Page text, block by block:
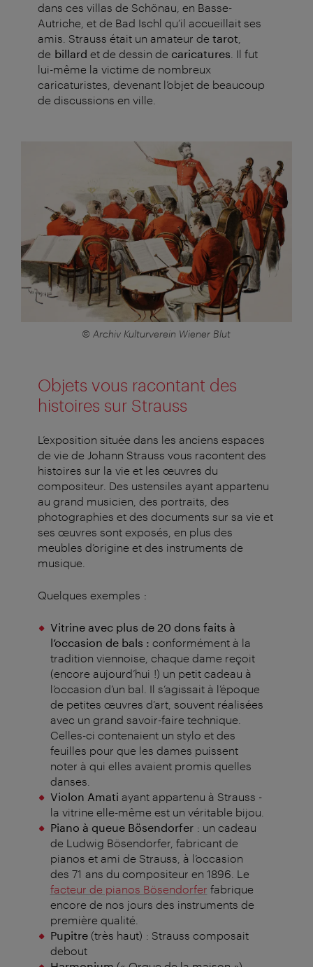
dans ces villas de Schönau, en Basse-
Autriche, et de Bad Ischl qu’il accueillait ses
amis. Strauss était un amateur de tarot
de billard et de dessin de caricatures . Il fut
lui-même la victime de nombreux
caricaturistes, devenant l’objet de beaucoup
de discussions en ville.
© Archiv Kulturverein Wiener Blut
Objets vous racontant des
histoires sur Strauss
L’exposition située dans les anciens espaces
de vie de Johann Strauss vous racontent des
histoires sur la vie et les œuvres du
compositeur. Des ustensiles ayant appartenu
au grand musicien, des portraits, des
photographies et des documents sur sa vie et
ses œuvres sont exposés, en plus des
meubles d’origine et des instruments de
musique.
Quelques exemples :
Vitrine avec plus de 20 dons faits à
l’occasion de bals : conformément à la
tradition viennoise, chaque dame reçoit
(encore aujourd’hui !) un petit cadeau à
l’occasion d’un bal. Il s’agissait à l’époque
de petites œuvres d’art, souvent réalisées
avec un grand savoir-faire technique.
Celles-ci contenaient un stylo et des
feuilles pour que les dames puissent
noter à qui elles avaient promis quelles
danses.
Violon Amati ayant appartenu à Strauss -
la vitrine elle-même est un véritable bijou.
Piano à queue Bösendorfer: un cadeau
de Ludwig Bösendorfer, fabricant de
pianos et ami de Strauss, à l’occasion
des 71 ans du compositeur en 1896. Le
facteur de pianos Bösendorfer fabrique
encore de nos jours des instruments de
première qualité.
Pupitre(très haut) : Strauss composait
debout